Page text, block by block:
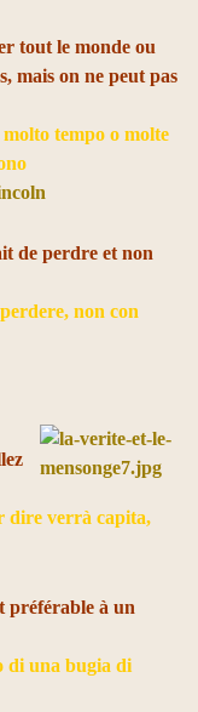
tout le monde ou
mais on ne peut pas
tempo o molte
de perdre et non
non con
dire verrà capita,
préférable à un
di una bugia di